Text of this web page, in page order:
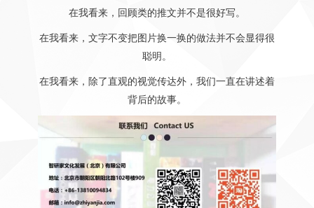
在我看来，回顾类的推文并不是很好写。
在我看来，文字不变把图片换一换的做法并不会显得很
聪明。
在我看来，除了直观的视觉传达外，我们一直在讲述着
背后的故事。